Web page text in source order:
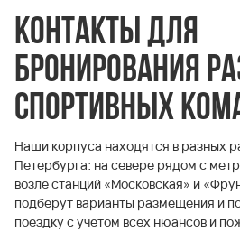
Контакты для
бронирования
спортивных
Наши корпуса находятся в разных
Петербурга: на севере рядом с
возле станций «Московская» и
подберут варианты размещения и
поездку с учетом всех нюансов и